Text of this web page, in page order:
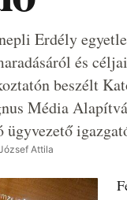
Erdély
és
beszélt
Média
ügyvezető
Attila